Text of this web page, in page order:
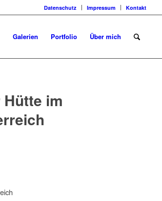
Datenschutz Impressum Kontakt
Galerien Portfolio Über mich
im